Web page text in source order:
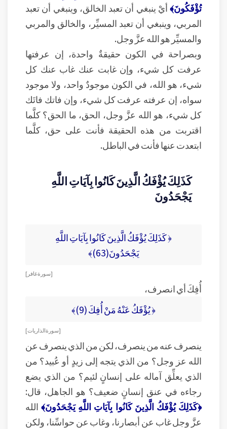
تُؤْفَكُونَ﴾أيْ ينبغي أن تعبد الخالق، وينبغي أن تعبد
المربي، وينبغي أن تعبد المسيِّر، والخالق والمربي
والمسيِّر هو الله عزَّ وجل.
وبصراحة في الكون حقيقةٌ واحدة، إن عرفتها
عرفت كل شيء، وإن غابت عنك غاب عنك كل
شيء، هو الله، في الكون موجودٌ واحد، ولا موجود
سواه، إن عرفته عرفت كل شيء، وإن فاتك فاتَك
كل شيء، هو الله عزَّ وجل، الحق، ما الحق؟ كلَّما
اقتربت من هذه الحقيقة فأنت على حق، كلَّما
ابتعدت عنها فأنت في الباطل.
كَذَلِكَ يُؤْفَكُ الَّذِينَ كَانُوا بِآيَاتِ اللَّهِ
يَجْحَدُونَ
﴿ كَذَلِكَ يُؤْفَكُ الَّذِينَ كَانُوا بِآيَاتِ اللَّهِ
يَجْحَدُونَ(63)﴾
[ سورة غافر ]
أُفِكَ أي انصرف،
﴿ يُؤْفَكُ عَنْهُ مَنْ أُفِكَ (9)﴾
[ سورة الذاريات ]
ينصرف عنه من ينصرف، لكن من الذي ينصرف عن
الله عز وجل؟ من الذي يتجه إلى زيدٍ أو عُبيد؟ من
الذي يعلِّق آماله على إنسانٍ لئيم؟ من الذي يضع
رجاءه في عنق إنسانٍ ضعيف؟ هو الجاهل، قال:
﴿كَذَلِكَ يُؤْفَكُ الَّذِينَ كَانُوا بِآيَاتِ اللَّهِ يَجْحَدُونَ﴾ الله
عزَّ وجل غاب عن أبصارنا، وغاب عن حواسِّنا، ولكن